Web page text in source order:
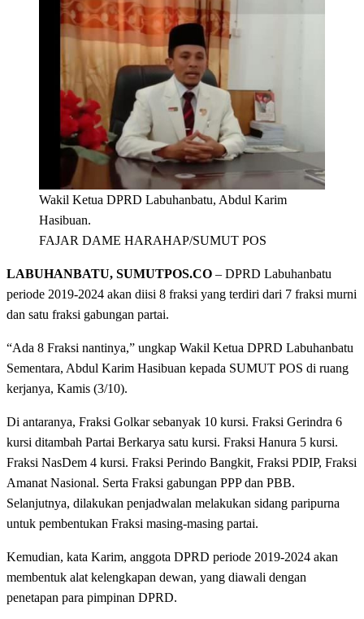
Wakil Ketua DPRD Labuhanbatu, Abdul Karim
Hasibuan.
FAJAR DAME HARAHAP/SUMUT POS
LABUHANBATU, SUMUTPOS.CO – DPRD Labuhanbatu
periode 2019-2024 akan diisi 8 fraksi yang terdiri dari 7 fraksi murni
dan satu fraksi gabungan partai.
“Ada 8 Fraksi nantinya,” ungkap Wakil Ketua DPRD Labuhanbatu
Sementara, Abdul Karim Hasibuan kepada SUMUT POS di ruang
kerjanya, Kamis (3/10).
Di antaranya, Fraksi Golkar sebanyak 10 kursi. Fraksi Gerindra 6
kursi ditambah Partai Berkarya satu kursi. Fraksi Hanura 5 kursi.
Fraksi NasDem 4 kursi. Fraksi Perindo Bangkit, Fraksi PDIP, Fraksi
Amanat Nasional. Serta Fraksi gabungan PPP dan PBB.
Selanjutnya, dilakukan penjadwalan melakukan sidang paripurna
untuk pembentukan Fraksi masing-masing partai.
Kemudian, kata Karim, anggota DPRD periode 2019-2024 akan
membentuk alat kelengkapan dewan, yang diawali dengan
penetapan para pimpinan DPRD.